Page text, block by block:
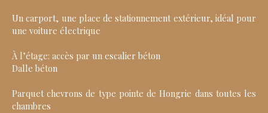
Un carport, une place de stationnement extérieur, idéal pour
une voiture électrique
À l’étage: accès par un escalier béton
Dalle béton
Parquet chevrons de type pointe de Hongrie dans toutes les
chambres